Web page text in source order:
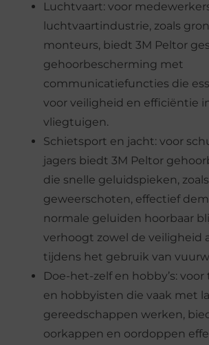
Luchtvaart: voor
luchtvaartindustrie, zoals
monteurs, biedt 3M Peltor
gehoorbescherming met
communicatiefuncties die
voor veiligheid en efficiëntie
vliegtuigen.
Schietsport en jacht: voor
jagers biedt 3M Peltor
die snelle geluidspieken, zoals
geweerschoten, effectief
normale geluiden hoorbaar
verhoogt zowel de veiligheid
tijdens het gebruik van
Doe-het-zelf en hobby’s:
en hobbyisten die vaak met
gereedschappen werken,
oorkappen en oordoppen